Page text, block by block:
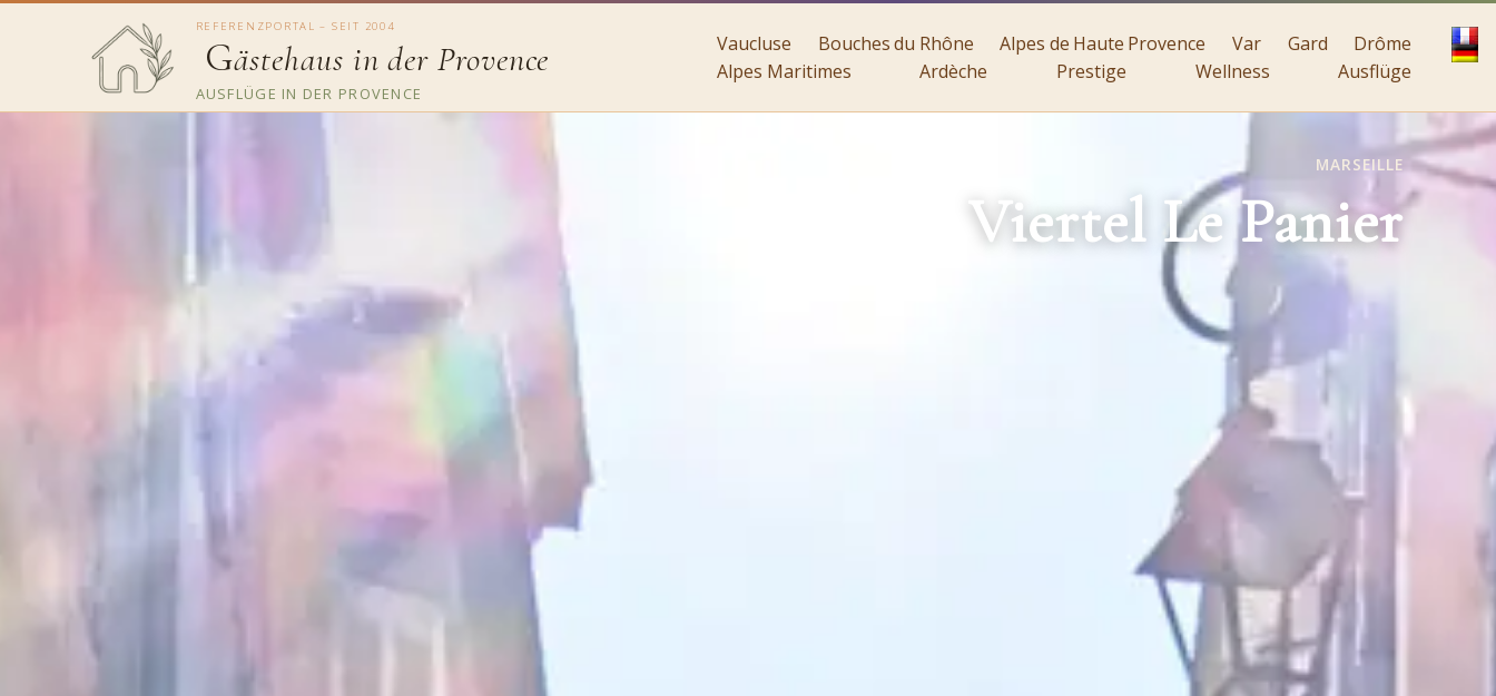
REFERENZPORTAL – SEIT 2004
Gästehaus in der Provence
AUSFLÜGE IN DER PROVENCE
Vaucluse Bouches du Rhône Alpes de Haute Provence Var Gard
Drôme
Alpes Maritimes
Ardèche Prestige Wellness Ausflüge
MARSEILLE
Viertel Le Panier